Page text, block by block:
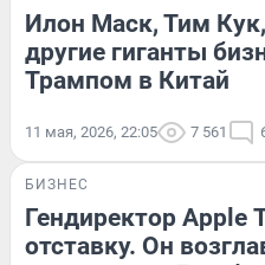
Илон Маск, Тим Кук,
другие гиганты
Трампом в Китай
11 мая, 2026, 22:05 7 561
БИЗНЕС
Гендиректор Apple
отставку. Он